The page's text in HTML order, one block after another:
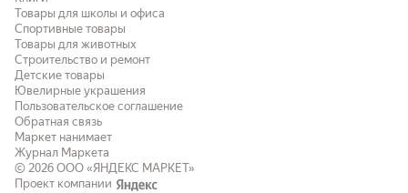
Товары для школы и офиса
Спортивные товары
Товары для животных
Строительство и ремонт
Детские товары
Ювелирные украшения
Пользовательское соглашение
Обратная связь
Маркет нанимает
Журнал Маркета
© 2026 ООО «ЯНДЕКС МАРКЕТ»
Проект компании